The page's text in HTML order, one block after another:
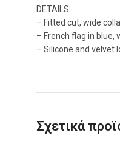
DETAILS:
– Fitted cut, wide
– French flag in blue,
– Silicone and velvet
Σχετικά